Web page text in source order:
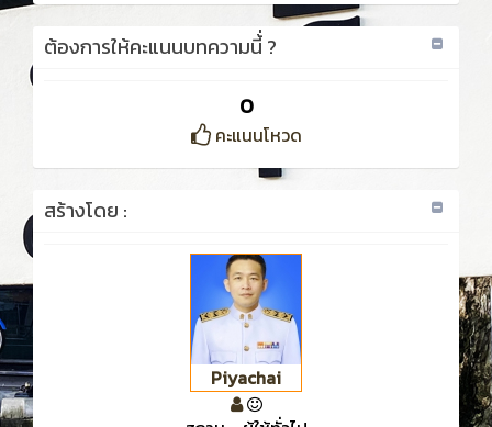
ต้องการให้คะแนนบทความนี้่ ?
0
คะแนนโหวด
สร้างโดย :
Piyachai